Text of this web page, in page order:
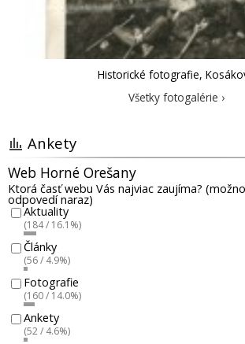
Historické fotografie,
Všetky fotogalérie ›
Ankety
Web Horné Orešany
Ktorá časť webu Vás najviac zaujíma?
odpovedí naraz)
Aktuality
(184 / 16.1%)
Články
(56 / 4.9%)
Fotografie
(160 / 14.0%)
Ankety
(52 / 4.6%)